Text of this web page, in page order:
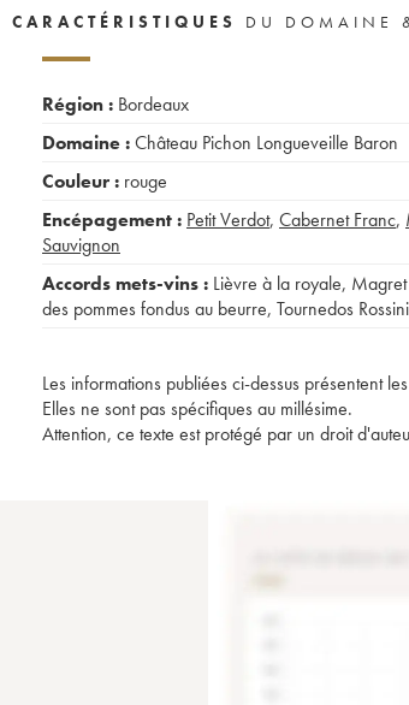
CARACTÉRISTIQUES DU DOMAINE
Région : Bordeaux
Domaine :Château Pichon Longueveille Baron
Couleur : rouge
Encépagement : Petit Verdot, Cabernet Franc,
Sauvignon
Accords mets-vins : Lièvre à la royale,
des pommes fondus au beurre, Tournedos Rossini
Les informations publiées ci-dessus présentent
Elles ne sont pas spécifiques au millésime.
Attention, ce texte est protégé par un droit